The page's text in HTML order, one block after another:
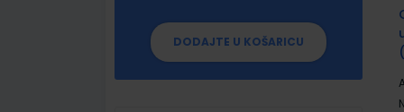
DODAJTE U KOŠARICU